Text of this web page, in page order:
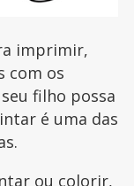
imprimir,
com os
filho possa
é uma das
ou colorir,